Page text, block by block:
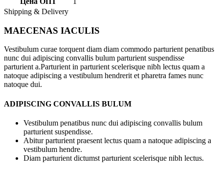
Shipping & Delivery
MAECENAS IACULIS
Vestibulum curae torquent diam diam commodo parturient penatibus
nunc dui adipiscing convallis bulum parturient suspendisse
parturient a.Parturient in parturient scelerisque nibh lectus quam a
natoque adipiscing a vestibulum hendrerit et pharetra fames nunc
natoque dui.
ADIPISCING CONVALLIS BULUM
Vestibulum penatibus nunc dui adipiscing convallis bulum
parturient suspendisse.
Abitur parturient praesent lectus quam a natoque adipiscing a
vestibulum hendre.
Diam parturient dictumst parturient scelerisque nibh lectus.